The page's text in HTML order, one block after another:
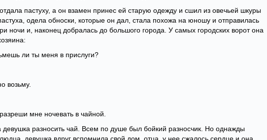
пастуху, а он взамен принес ей старую одежду и сшил из овечьей шкуры
одела обноски, которые он дал, стала похожа на юношу и отправилась
ночи и, наконец добралась до большого города. У самых городских ворот она
ли ты меня в прислуги?
возьму.
мне ночевать в чайной.
девушка разносить чай. Всем по душе был бойкий разносчик. Но однажды